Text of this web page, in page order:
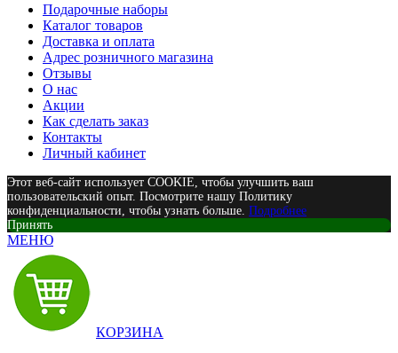
Подарочные наборы
Каталог товаров
Доставка и оплата
Адрес розничного магазина
Отзывы
О нас
Акции
Как сделать заказ
Контакты
Личный кабинет
Этот веб-сайт использует COOKIE, чтобы улучшить ваш
пользовательский опыт. Посмотрите нашу Политику
конфиденциальности, чтобы узнать больше. Подробнее
Принять
МЕНЮ
КОРЗИНА